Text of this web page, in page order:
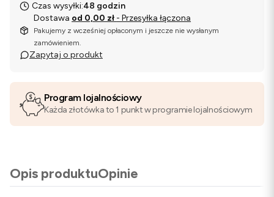
Czas wysyłki:48 godzin
Dostawa od 0,00 zł - Przesyłka łączona
Pakujemy z wcześniej opłaconym i jeszcze nie wysłanym
zamówieniem.
Zapytaj o produkt
Program lojalnościowy
Każda złotówka to 1 punkt w programie lojalnościowym
Opis produktuOpinie